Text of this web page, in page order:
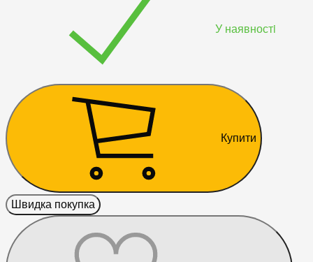
У наявностi
Купити
Швидка покупка